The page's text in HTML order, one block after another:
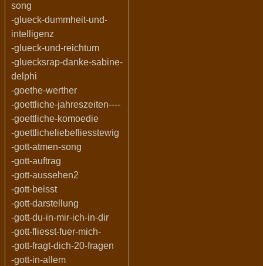
song
-glueck-dummheit-und-
intelligenz
-glueck-und-reichtum
-gluecksrap-danke-sabine-
delphi
-goethe-werther
-goettliche-jahreszeiten----
-goettliche-komoedie
-goettlicheliebefliesstewig
-gott-atmen-song
-gott-auftrag
-gott-aussehen2
-gott-beisst
-gott-darstellung
-gott-du-in-mir-ich-in-dir
-gott-fliesst-fuer-mich-
-gott-fragt-dich-20-fragen
-gott-in-allem